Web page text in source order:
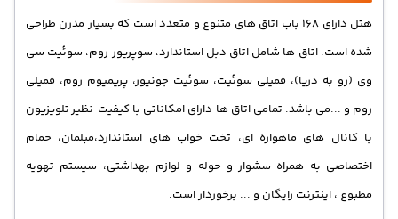
هتل دارای 168 باب اتاق های متنوع و متعدد است که بسیار مدرن طراحی
شده است. اتاق ها شامل اتاق دبل استاندارد، سوپریور روم، سوئیت سی
وی (رو به دریا)، فمیلی سوئیت، سوئیت جونیور، پریمیوم روم، فمیلی
روم و ...می باشد. تمامی اتاق ها دارای امکاناتی با کیفیت نظیرتلویزیون
با کانال های ماهواره ای، تخت خواب های استاندارد،مبلمان، حمام
اختصاصی به همراه سشوار و حوله و لوازم بهداشتی، سیستم تهویه
مطبوع ، اینترنت رایگان و ... برخوردار است.